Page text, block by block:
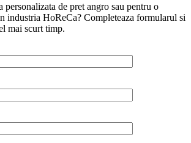
personalizata de pret angro sau pentru o
industria HoReCa? Completeaza formularul si
mai scurt timp.